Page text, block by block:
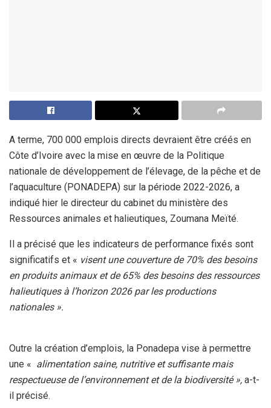
A terme, 700 000 emplois directs devraient être créés en
Côte d’Ivoire avec la mise en œuvre de la Politique
nationale de développement de l’élevage, de la pêche et de
l’aquaculture (PONADEPA) sur la période 2022-2026, a
indiqué hier le directeur du cabinet du ministère des
Ressources animales et halieutiques, Zoumana Meïté.
Il a précisé que les indicateurs de performance fixés sont
significatifs et « visent une couverture de 70% des besoins
en produits animaux et de 65% des besoins des ressources
halieutiques à l’horizon 2026 par les productions
nationales ».
Outre la création d’emplois, la Ponadepa vise à permettre
une « alimentation saine, nutritive et suffisante mais
respectueuse de l’environnement et de la biodiversité », a-t-
il précisé.